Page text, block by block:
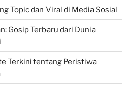
Topic dan Viral di Media Sosial
Gosip Terbaru dari Dunia
Terkini tentang Peristiwa